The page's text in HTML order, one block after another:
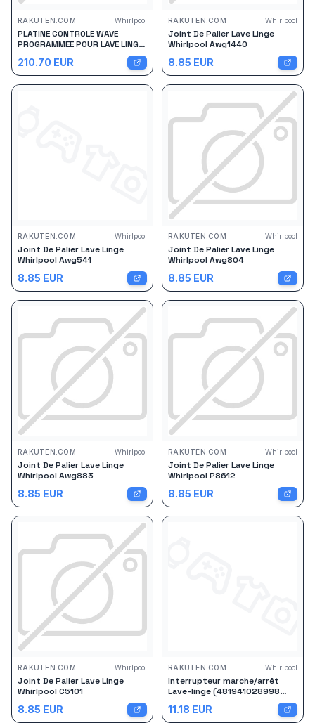
RAKUTEN.COM Whirlpool
PLATINE CONTROLE WAVE
PROGRAMMEE POUR LAVE LINGE
WHIRLPOOL - 481075164446
210.70 EUR
RAKUTEN.COM Whirlpool
Joint De Palier Lave Linge
Whirlpool Awg1440
8.85 EUR
RAKUTEN.COM Whirlpool
Joint De Palier Lave Linge
Whirlpool Awg541
8.85 EUR
RAKUTEN.COM Whirlpool
Joint De Palier Lave Linge
Whirlpool Awg804
8.85 EUR
RAKUTEN.COM Whirlpool
Joint De Palier Lave Linge
Whirlpool Awg883
8.85 EUR
RAKUTEN.COM Whirlpool
Joint De Palier Lave Linge
Whirlpool P8612
8.85 EUR
RAKUTEN.COM Whirlpool
Joint De Palier Lave Linge
Whirlpool C5101
8.85 EUR
RAKUTEN.COM Whirlpool
Interrupteur marche/arrêt
Lave-linge (481941028998
WHIRLPOOL BAUKNECHT LADEN
IGNIS PROLINE IKEA WHIRLPOOL)
11.18 EUR